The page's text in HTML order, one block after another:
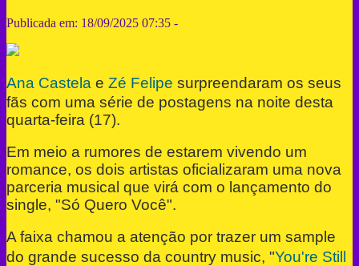
Publicada em: 18/09/2025 07:35 -
Ana Castela e Zé Felipe surpreendaram os seus
fãs com uma série de postagens na noite desta
quarta-feira (17).
Em meio a rumores de estarem vivendo um
romance, os dois artistas oficializaram uma nova
parceria musical que virá com o lançamento do
single, "Só Quero Você".
A faixa chamou a atenção por trazer um sample
do grande sucesso da country music, "You're Still